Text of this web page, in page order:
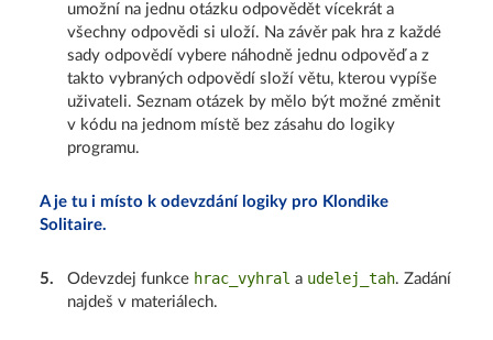
umožní na jednu otázku odpovědět vícekrát a
všechny odpovědi si uloží. Na závěr pak hra z každé
sady odpovědí vybere náhodně jednu odpověď a z
takto vybraných odpovědí složí větu, kterou vypíše
uživateli. Seznam otázek by mělo být možné změnit
v kódu na jednom místě bez zásahu do logiky
programu.
A je tu i místo k odevzdání logiky pro Klondike
Solitaire.
5. Odevzdej funkce hrac_vyhral a udelej_tah. Zadání
najdeš v materiálech.